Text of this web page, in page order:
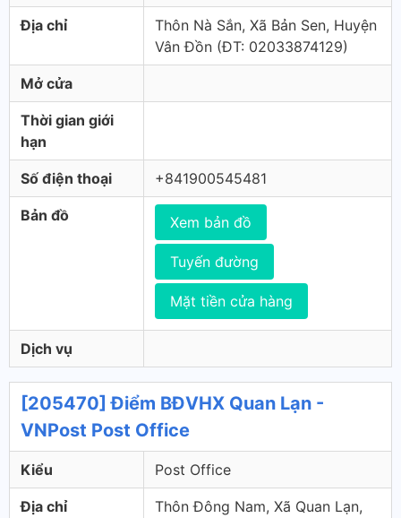
Địa chỉ
Thôn Nà Sắn, Xã Bản Sen, Huyện
Vân Đồn (ÐT: 02033874129)
Mở cửa
Thời gian giới
hạn
Số điện thoại +841900545481
Bản đồ Xem bản đồ
Tuyến đường
Mặt tiền cửa hàng
Dịch vụ
[205470] Điểm BĐVHX Quan Lạn -
VNPost Post Office
Kiểu Post Office
Địa chỉ
Thôn Đông Nam, Xã Quan Lạn,